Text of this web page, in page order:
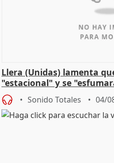
Llera (Unidas) lamenta
"estacional" y se
Sonido Totales 04/